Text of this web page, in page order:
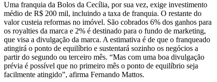
Uma franquia da Bolos da Cecília, por sua vez, exige investimento
médio de R$ 200 mil, incluindo a taxa de franquia. O restante do
valor custeia reformas no imóvel. São cobrados 6% dos ganhos para
os royalties da marca e 2% é destinado para o fundo de marketing,
que visa a divulgação da marca. A estimativa é de que o franqueado
atingirá o ponto de equilíbrio e sustentará sozinho os negócios a
partir do segundo ou terceiro mês. “Mas com uma boa divulgação
prévia é possível que no primeiro mês o ponto de equilíbrio seja
facilmente atingido”, afirma Fernando Mattos.